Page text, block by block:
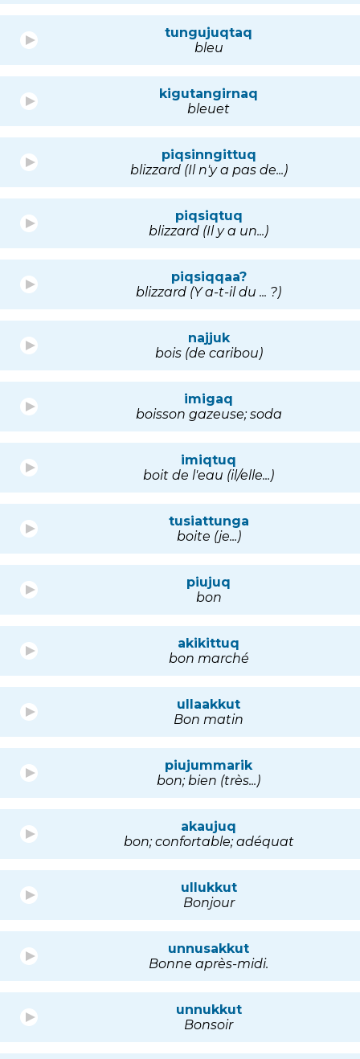
tungujuqtaq
bleu
kigutangirnaq
bleuet
piqsinngittuq
blizzard (Il n'y a pas de...)
piqsiqtuq
blizzard (Il y a un...)
piqsiqqaa?
blizzard (Y a-t-il du ... ?)
najjuk
bois (de caribou)
imigaq
boisson gazeuse; soda
imiqtuq
boit de l'eau (il/elle...)
tusiattunga
boite (je...)
piujuq
bon
akikittuq
bon marché
ullaakkut
Bon matin
piujummarik
bon; bien (très...)
akaujuq
bon; confortable; adéquat
ullukkut
Bonjour
unnusakkut
Bonne après-midi.
unnukkut
Bonsoir